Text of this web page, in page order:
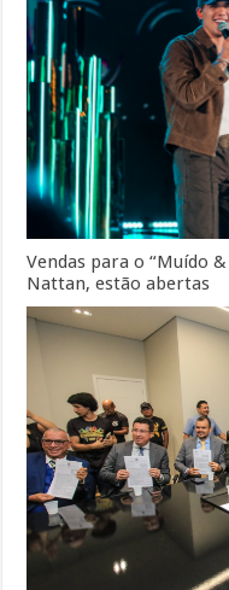
Vendas para o “Muído
Nattan, estão abertas